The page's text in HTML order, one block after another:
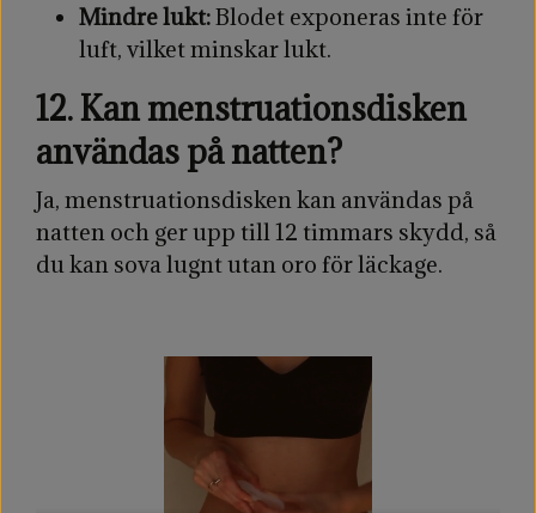
Mindre lukt:Blodet exponeras inte för
luft, vilket minskar lukt.
12. Kan menstruationsdisken
användas på natten?
Ja, menstruationsdisken kan användas på
natten och ger upp till 12 timmars skydd, så
du kan sova lugnt utan oro för läckage.